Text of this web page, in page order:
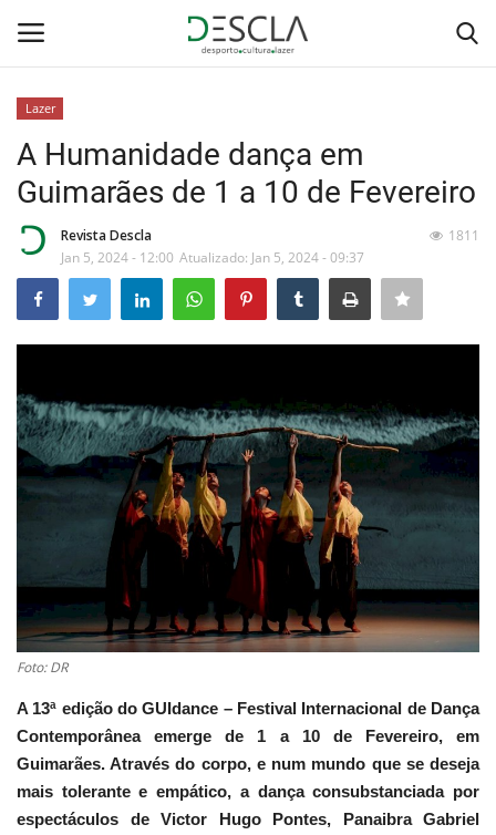
Home
...by Descla
Desporto
Sobre Nós
Educação
Estatuto Editorial
Saúde
Ficha técnica
Cultura
Lazer
Ambiente
Lazer
A Humanidade dança em
Guimarães de 1 a 10 de Fevereiro
Revista Descla
Jan 5, 2024 - 12:00 Atualizado: Jan 5, 2024 - 09:37
1811
Foto: DR
A 13ª edição do GUIdance – Festival Internacional de Dança
Contemporânea emerge de 1 a 10 de Fevereiro, em
Guimarães. Através do corpo, e num mundo que se deseja
mais tolerante e empático, a dança consubstanciada por
espectáculos de Victor Hugo Pontes, Panaibra Gabriel